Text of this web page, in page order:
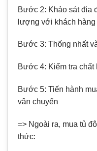
Bước 2: Khảo sát địa
lượng với khách
Bước 3: Thống nhất
Bước 4: Kiểm tra
Bước 5: Tiến hành
vận chuyển
=> Ngoài ra, mua tủ
thức: